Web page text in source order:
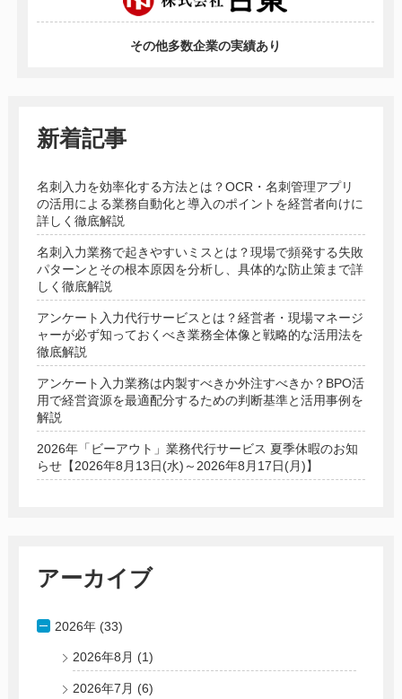
その他多数企業の実績あり
新着記事
名刺入力を効率化する方法とは？OCR・名刺管理アプリ
の活用による業務自動化と導入のポイントを経営者向けに
詳しく徹底解説
名刺入力業務で起きやすいミスとは？現場で頻発する失敗
パターンとその根本原因を分析し、具体的な防止策まで詳
しく徹底解説
アンケート入力代行サービスとは？経営者・現場マネージ
ャーが必ず知っておくべき業務全体像と戦略的な活用法を
徹底解説
アンケート入力業務は内製すべきか外注すべきか？BPO活
用で経営資源を最適配分するための判断基準と活用事例を
解説
2026年「ビーアウト」業務代行サービス 夏季休暇のお知
らせ【2026年8月13日(水)～2026年8月17日(月)】
アーカイブ
2026年 (33)
2026年8月 (1)
2026年7月 (6)